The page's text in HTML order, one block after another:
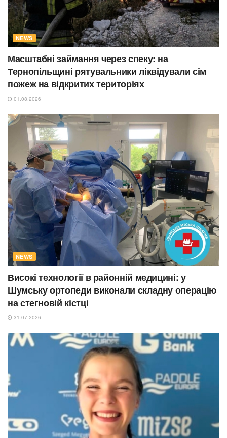
NEWS
Масштабні займання через спеку: на
Тернопільщині рятувальники ліквідували сім
пожеж на відкритих територіях
01.08.2026
NEWS
Високі технології в районній медицині: у
Шумську ортопеди виконали складну операцію
на стегновій кістці
31.07.2026